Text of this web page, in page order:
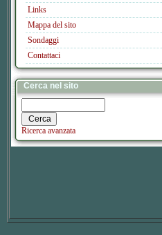
Links
Mappa del sito
Sondaggi
Contattaci
Cerca nel sito
Ricerca avanzata